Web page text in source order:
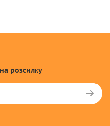
на розсилку